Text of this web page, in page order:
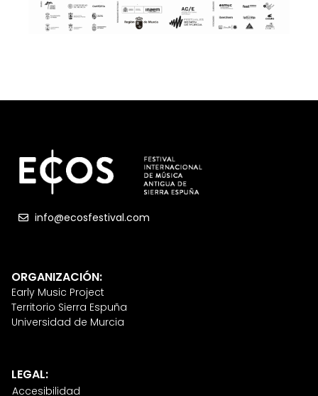
info@ecosfestival.com
ORGANIZACIÓN:
Early Music Project
Territorio Sierra Espuña
Universidad de Murcia
LEGAL:
Accesibilidad